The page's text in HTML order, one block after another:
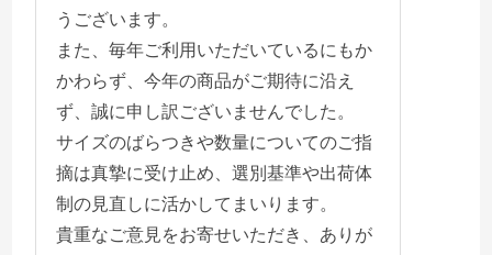
うございます。
また、毎年ご利用いただいているにもか
かわらず、今年の商品がご期待に沿え
ず、誠に申し訳ございませんでした。
サイズのばらつきや数量についてのご指
摘は真摯に受け止め、選別基準や出荷体
制の見直しに活かしてまいります。
貴重なご意見をお寄せいただき、ありが